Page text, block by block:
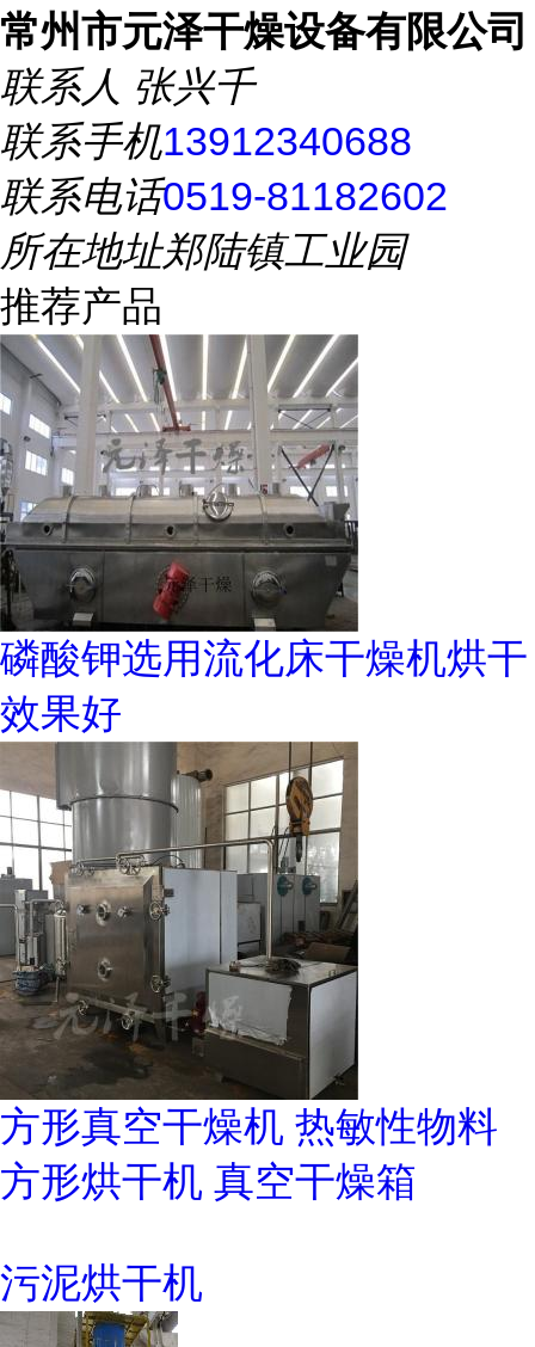
常州市元泽干燥设备有限公司
联系人 张兴千
联系手机13912340688
联系电话0519-81182602
所在地址郑陆镇工业园
推荐产品
磷酸钾选用流化床干燥机烘干
效果好
方形真空干燥机 热敏性物料
方形烘干机 真空干燥箱
污泥烘干机